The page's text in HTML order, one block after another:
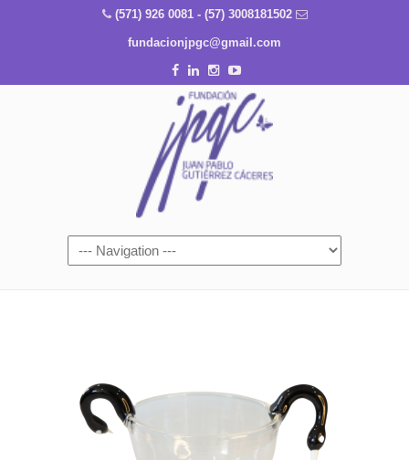
(571) 926 0081 - (57) 3008181502
fundacionjpgc@gmail.com